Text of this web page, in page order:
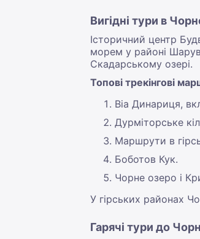
Вигідні тури в
Історичний центр
морем у районі
Скадарському озері.
Топові трекінгові
Віа Динариця,
Дурміторське
Маршрути в
Боботов Кук.
Чорне озеро і
У гірських районах
Гарячі тури до